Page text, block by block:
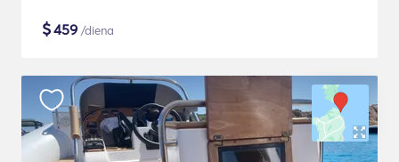
$459 /diena